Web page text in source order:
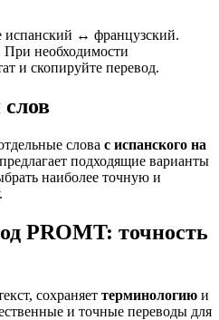
испанский ↔ французский.
необходимости
и скопируйте перевод.
слов
слова с испанского на
предлагает подходящие варианты
наиболее точную и
PROMT: точность
сохраняет терминологию и
и точные переводы для